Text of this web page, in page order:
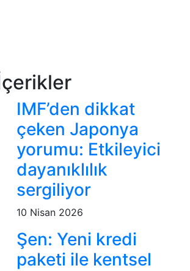
IMF’den dikkat
çeken Japonya
yorumu: Etkileyici
dayanıklılık
sergiliyor
10 Nisan 2026
Şen: Yeni kredi
paketi ile kentsel